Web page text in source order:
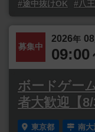
#途中抜けOK
#八
募集中
2026年 08
09:00
ボードゲー
者大歓迎【8/
東京都 南大